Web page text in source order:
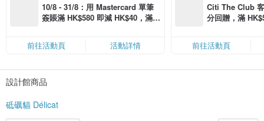
創辦人每年親赴日本，挑選色澤美麗、質感頂級的皮革進口回台灣台中，製作成
Floraison系列
10/8 - 31/8：用 Mastercard 單筆
簽賬滿 HK$580 即減 HK$40，滿 H
額有限，額滿即止，僅限「常用信
前往活動頁 活動詳情
Citi The Club
分回贈，滿
前往活動頁
設計館商品
砥礪貓 Délicat